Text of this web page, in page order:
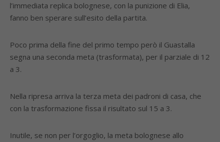
l’immediata replica bolognese, con la punizione di Elia,
fanno ben sperare sull’esito della partita.
Poco prima della fine del primo tempo però il Guastalla
segna una seconda meta (trasformata), per il parziale di 12
a 3.
Nella ripresa arriva la terza meta dei padroni di casa, che
con la trasformazione fissa il risultato sul 15 a 3.
Inutile, se non per l’orgoglio, la meta bolognese allo